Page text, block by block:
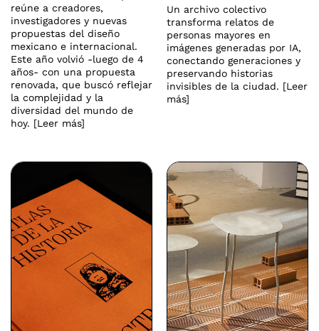
reúne a creadores,
investigadores y nuevas
propuestas del diseño
mexicano e internacional.
Este año volvió -luego de 4
años- con una propuesta
renovada, que buscó reflejar
la complejidad y la
diversidad del mundo de
hoy. [Leer más]
Un archivo colectivo
transforma relatos de
personas mayores en
imágenes generadas por IA,
conectando generaciones y
preservando historias
invisibles de la ciudad. [Leer
más]